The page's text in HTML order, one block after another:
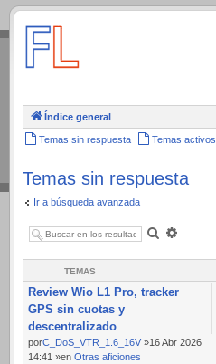
.
Índice general
Temas sin respuesta Temas activos
Temas sin respuesta
Ir a búsqueda avanzada
Buscar
TEMAS
Review Wio L1 Pro, tracker
GPS sin cuotas y
descentralizado
porC_DoS_VTR_1.6_16V »16 Abr 2026
14:41 »en Otras aficiones